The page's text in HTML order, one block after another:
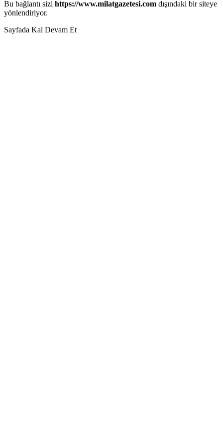
Bu bağlantı sizi https://www.milatgazetesi.com dışındaki bir siteye
yönlendiriyor.
Sayfada Kal Devam Et